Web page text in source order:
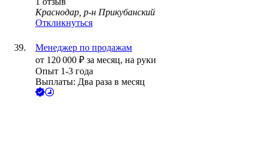
Краснодар, р-н Прикубанский
Откликнуться
Менеджер по продажам
от 120 000 ₽ за месяц, на руки
Опыт 1-3 года
Выплаты: Два раза в месяц